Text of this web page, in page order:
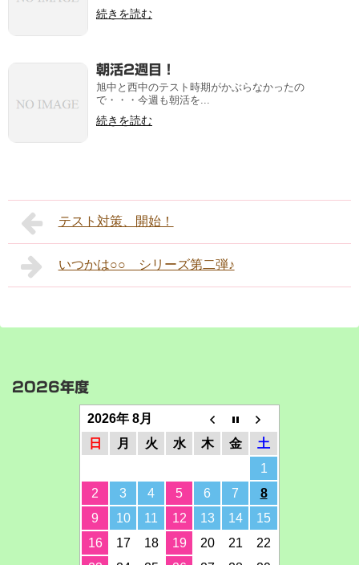
続きを読む
朝活2週目！
旭中と西中のテスト時期がかぶらなかったの
で・・・今週も朝活を...
続きを読む
テスト対策、開始！
いつかは○○ シリーズ第二弾♪
2026年度
2026年 8月
日
月 火 水 木 金
土
1
2
3 4 5 6 7
8
9
10 11 12 13 14
15
16
17 18 19 20 21
22